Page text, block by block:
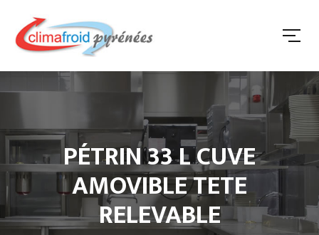
PÉTRIN 33 L CUVE
AMOVIBLE TETE
RELEVABLE